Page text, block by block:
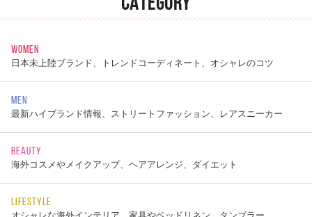
WOMEN
日本未上陸ブランド、トレンドコーディネート、オシャレのコツ
MEN
最新ハイブランド情報、ストリートファッション、レアスニーカー
BEAUTY
海外コスメやメイクアップ、ヘアアレンジ、ダイエット
LIFESTYLE